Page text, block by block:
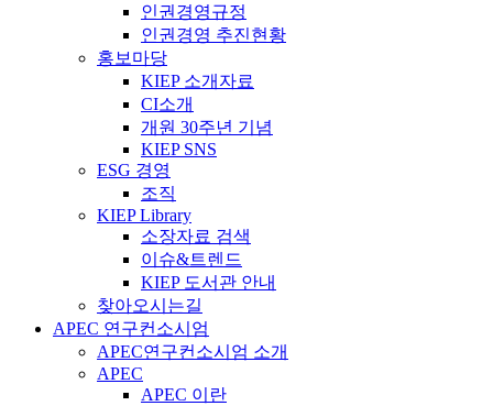
인권경영규정
인권경영 추진현황
홍보마당
KIEP 소개자료
CI소개
개원 30주년 기념
KIEP SNS
ESG 경영
조직
KIEP Library
소장자료 검색
이슈&트렌드
KIEP 도서관 안내
찾아오시는길
APEC 연구컨소시엄
APEC연구컨소시엄 소개
APEC
APEC 이란